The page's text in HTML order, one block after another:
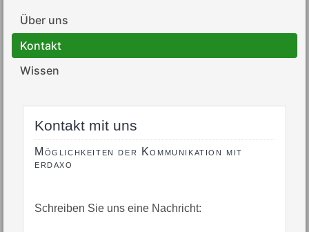
Über uns
Kontakt
Wissen
Kontakt mit uns
Möglichkeiten der Kommunikation mit
erdaxo
Schreiben Sie uns eine Nachricht: